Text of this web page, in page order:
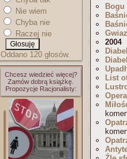
Nie wiem
Chyba nie
Raczej nie
Oddano 120 głosów.
Chcesz wiedzieć więcej?
Zamów dobrą książkę.
Propozycje Racjonalisty:
2004
List